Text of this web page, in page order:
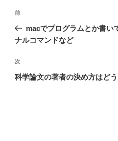
投
ナ
ゲ
ー
前
の
投
前
macでプログラムとか書い
ナルコマンドなど
次
の
次
科学論文の著者の決め方はど